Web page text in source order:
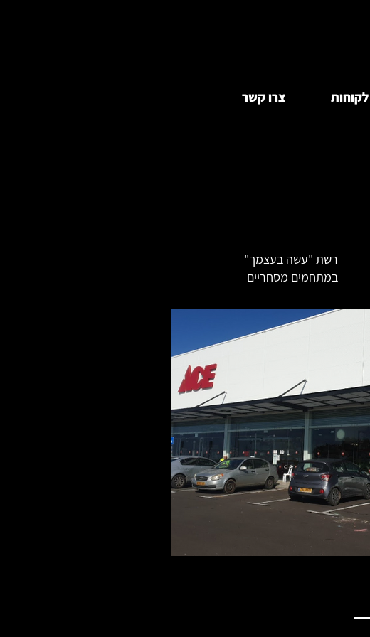
לקוחות צרו קשר
רשת "עשה בעצמך"
במתחמים מסחריים